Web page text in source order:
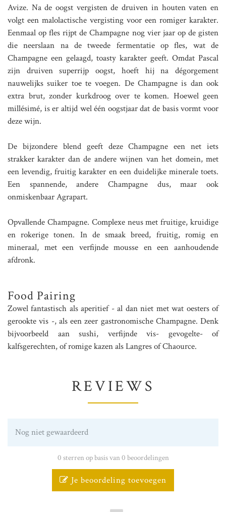
Avize. Na de oogst vergisten de druiven in houten vaten en
volgt een malolactische vergisting voor een romiger karakter.
Eenmaal op fles rijpt de Champagne nog vier jaar op de gisten
die neerslaan na de tweede fermentatie op fles, wat de
Champagne een gelaagd, toasty karakter geeft. Omdat Pascal
zijn druiven superrijp oogst, hoeft hij na dégorgement
nauwelijks suiker toe te voegen. De Champagne is dan ook
extra brut, zonder kurkdroog over te komen. Hoewel geen
millésimé, is er altijd wel één oogstjaar dat de basis vormt voor
deze wijn.
De bijzondere blend geeft deze Champagne een net iets
strakker karakter dan de andere wijnen van het domein, met
een levendig, fruitig karakter en een duidelijke minerale toets.
Een spannende, andere Champagne dus, maar ook
onmiskenbaar Agrapart.
Opvallende Champagne. Complexe neus met fruitige, kruidige
en rokerige tonen. In de smaak breed, fruitig, romig en
mineraal, met een verfijnde mousse en een aanhoudende
afdronk.
Food Pairing
Zowel fantastisch als aperitief - al dan niet met wat oesters of
gerookte vis -, als een zeer gastronomische Champagne. Denk
bijvoorbeeld aan sushi, verfijnde vis- gevogelte- of
kalfsgerechten, of romige kazen als Langres of Chaource.
REVIEWS
Nog niet gewaardeerd
0 sterren op basis van 0 beoordelingen
Je beoordeling toevoegen